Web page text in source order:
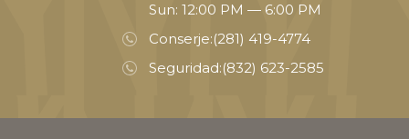
Sun: 12:00 PM — 6:00 PM
Conserje:(281) 419-4774
Seguridad:(832) 623-2585